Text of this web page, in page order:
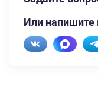
Или напишите